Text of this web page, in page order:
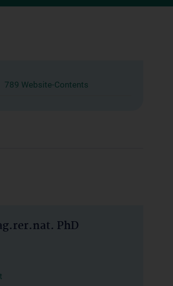
789 Website-Contents
PhD